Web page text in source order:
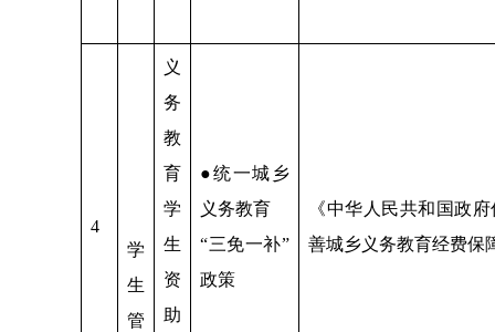
4
学
生
管
义
务
教
育
学
生
资
助
●统一城乡
义务教育
“三免一补”
政策
《中华人民共和国政
善城乡义务教育经费保